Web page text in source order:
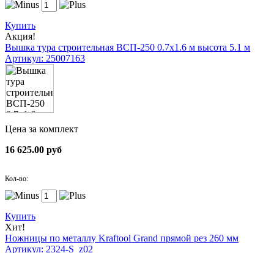
Купить
Акция!
Вышка тура строительная ВСП-250 0.7х1.6 м высота 5.1 м
Артикул: 25007163
Цена за комплект
16 625.00 руб
Кол-во:
Купить
Хит!
Ножницы по металлу Kraftool Grand прямой рез 260 мм
Артикул: 2324-S_z02